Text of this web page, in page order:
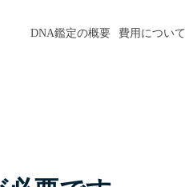
DNA鑑定の概要 費用について